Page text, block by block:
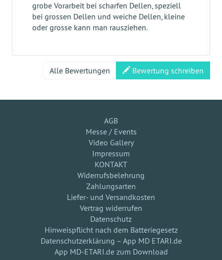
grobe Vorarbeit bei scharfen Dellen, speziell
bei grossen Dellen und weiche Dellen, kleine
oder grosse kann man rausziehen.
Alle Bewertungen Bewertung schreiben
AGB
Messe / Events
Video Gallery
Impressum
KONTAKT
Widerrufsbelehrung
Zahlungsarten
Liefer- und Versandkosten
Vertrag widerrufen
Datenschutz
Hinweispflicht nach dem Batteriegesetz
Datenschutzerklärung – App MD ETARI.de
App MD-ETARI.de zum Download